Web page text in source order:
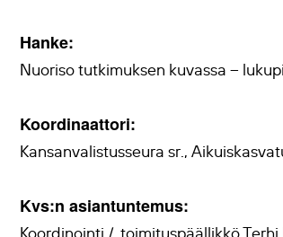
Hanke:
Nuoriso tutkimuksen kuvassa –
Koordinaattori:
Kansanvalistusseura sr.,
Kvs:n asiantuntemus: